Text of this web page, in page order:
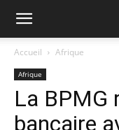
Accueil Afrique
Afrique
La BPMG
bancaire